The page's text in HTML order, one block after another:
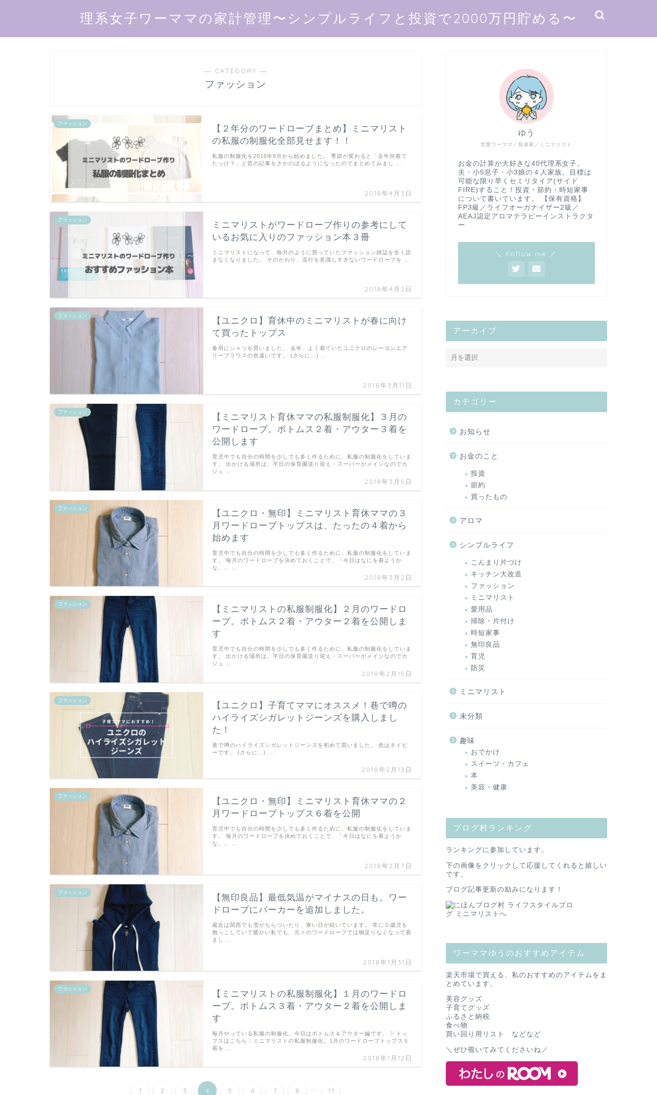
理系女子ワーママの家計管理〜シンプルライフと投資で2000万円貯める〜
― CATEGORY ―
ファッション
ファッション
【２年分のワードローブまとめ】ミニマリスト
の私服の制服化全部見せます！！
2018年4月3日
私服の制服化を2016年9月から始めました。 季節が変わると「去年何着て
たっけ？」と昔の記事をさかのぼるようになったのでまとめてみまし …
ファッション
ミニマリストがワードローブ作りの参考にして
いるお気に入りのファッション本３冊
2018年4月2日
ミニマリストになって、毎月のように買っていたファッション雑誌を全く読
まなくなりました。 そのかわり、流行を意識しすぎないワードローブを …
ファッション
【ユニクロ】育休中のミニマリストが春に向け
て買ったトップス
2018年3月11日
春用にシャツを買いました。 去年、よく着ていたユニクロのレーヨンエア
リーブラウスの色違いです。 (さらに…) …
ファッション
【ミニマリスト育休ママの私服制服化】３月の
ワードローブ。ボトムス２着・アウター３着を
公開します
2018年3月5日
育児中でも自分の時間を少しでも多く作るために、私服の制服化をしていま
す。 出かける場所は、平日の保育園送り迎え・スーパーがメインなのでカ
ジュ …
ファッション
【ユニクロ・無印】ミニマリスト育休ママの３
月ワードローブトップスは、たったの４着から
始めます
2018年3月2日
育児中でも自分の時間を少しでも多く作るために、私服の制服化をしていま
す。 毎月のワードローブを決めておくことで、「今日はなにを着ようか
な。」 …
ファッション
【ミニマリストの私服制服化】２月のワードロ
ーブ。ボトムス２着・アウター２着を公開しま
す
2018年2月15日
育児中でも自分の時間を少しでも多く作るために、私服の制服化をしていま
す。 出かける場所は、平日の保育園送り迎え・スーパーがメインなのでカ
ジュ …
ファッション
【ユニクロ】子育てママにオススメ！巷で噂の
ハイライズシガレットジーンズを購入しまし
た！
2018年2月13日
巷で噂のハイライズシガレットジーンズを初めて買いました。 色はネイビ
ーです。 (さらに…) …
ファッション
【ユニクロ・無印】ミニマリスト育休ママの２
月ワードローブトップス６着を公開
2018年2月7日
育児中でも自分の時間を少しでも多く作るために、私服の制服化をしていま
す。 毎月のワードローブを決めておくことで、「今日はなにを着ようか
な。」 …
ファッション
【無印良品】最低気温がマイナスの日も。ワー
ドローブにパーカーを追加しました。
2018年1月31日
最近は関西でも雪がちらついたり、寒い日が続いています。 常に０歳児を
抱っこしていて暖かい私でも、元々のワードローブでは物足りなくなって着
まし …
ファッション
【ミニマリストの私服制服化】１月のワードロ
ーブ。ボトムス３着・アウター２着を公開しま
す
2018年1月12日
毎月やっている私服の制服化。今日はボトムス＆アウター編です。 ▷トッ
プスはこちら：ミニマリストの私服制服化。1月のワードローブトップス５
着を …
1 2 3 4 5 6 7 8 ... 11
営業ワーママ／投資家／ミニマリスト
ゆう
お金の計算が大好きな40代理系女子。
夫・小5息子・小3娘の４人家族。目標は
可能な限り早くセミリタイア(サイド
FIRE)すること！投資・節約・時短家事
について書いています。 【保有資格】
FP3級／ライフオーガナイザー2級／
AEAJ認定アロマテラピーインストラクタ
ー
＼ Follow me ／
アーカイブ
カテゴリー
お知らせ
お金のこと
投資
節約
買ったもの
アロマ
シンプルライフ
こんまり片づけ
キッチン大改造
ファッション
ミニマリスト
愛用品
掃除・片付け
時短家事
無印良品
育児
防災
ミニマリスト
未分類
趣味
おでかけ
スイーツ・カフェ
本
美容・健康
ブログ村ランキング
ランキングに参加しています。
下の画像をクリックして応援してくれると嬉しい
です。
ブログ記事更新の励みになります！
ワーママゆうのおすすめアイテム
楽天市場で買える、私のおすすめのアイテムをま
とめています。
美容グッズ
子育てグッズ
ふるさと納税
食べ物
買い回り用リスト などなど
＼ぜひ覗いてみてくださいね／